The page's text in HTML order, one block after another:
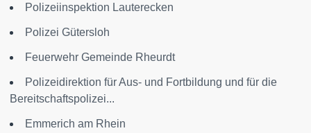
Polizeiinspektion Lauterecken
Polizei Gütersloh
Feuerwehr Gemeinde Rheurdt
Polizeidirektion für Aus- und Fortbildung und für die
Bereitschaftspolizei...
Emmerich am Rhein